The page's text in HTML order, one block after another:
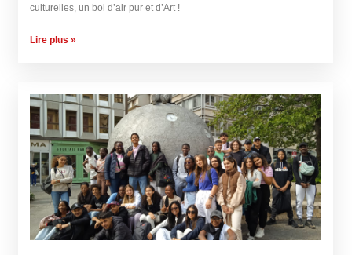
culturelles, un bol d’air pur et d’Art !
Lire plus »